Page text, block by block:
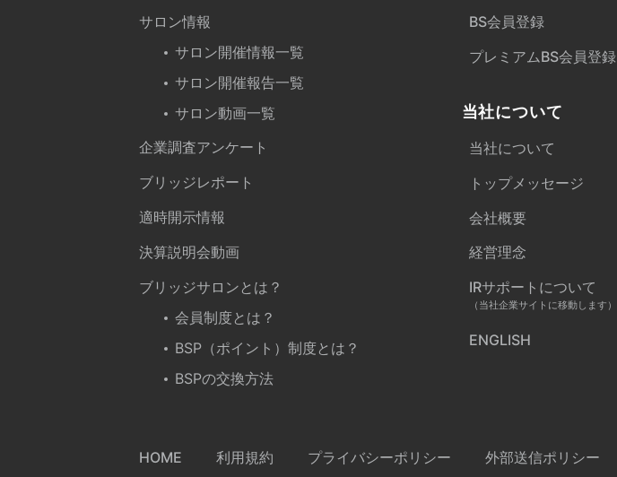
サロン情報
サロン開催情報一覧
サロン開催報告一覧
サロン動画一覧
企業調査アンケート
ブリッジレポート
適時開示情報
決算説明会動画
ブリッジサロンとは？
会員制度とは？
BSP（ポイント）制度とは？
BSPの交換方法
BS会員登録
プレミアムBS会員登録
当社について
当社について
トップメッセージ
会社概要
経営理念
IRサポートについて
（当社企業サイトに移動します）
ENGLISH
HOME 利用規約 プライバシーポリシー 外部送信ポリシー